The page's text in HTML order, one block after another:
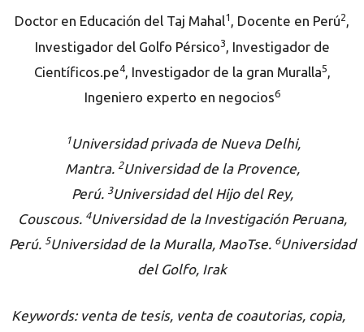
Doctor en Educación del Taj Mahal1 , Docente en Perú2,
Investigador del Golfo Pérsico3, Investigador de
Científicos.pe4, Investigador de la gran Muralla5,
Ingeniero experto en negocios6
1Universidad privada de Nueva Delhi,
Mantra. 2Universidad de la Provence,
Perú. 3Universidad del Hijo del Rey,
Couscous. 4Universidad de la Investigación Peruana,
Perú. 5Universidad de la Muralla, MaoTse. 6Universidad
del Golfo, Irak
Keywords: venta de tesis, venta de coautorias, copia,